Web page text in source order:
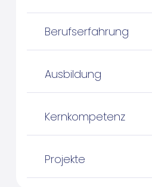
Berufserfahrung
Ausbildung
Kernkompetenz
Projekte